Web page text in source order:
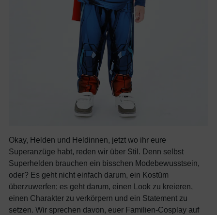
Okay, Helden und Heldinnen, jetzt wo ihr eure
Superanzüge habt, reden wir über Stil. Denn selbst
Superhelden brauchen ein bisschen Modebewusstsein,
oder? Es geht nicht einfach darum, ein Kostüm
überzuwerfen; es geht darum, einen Look zu kreieren,
einen Charakter zu verkörpern und ein Statement zu
setzen. Wir sprechen davon, euer Familien-Cosplay auf